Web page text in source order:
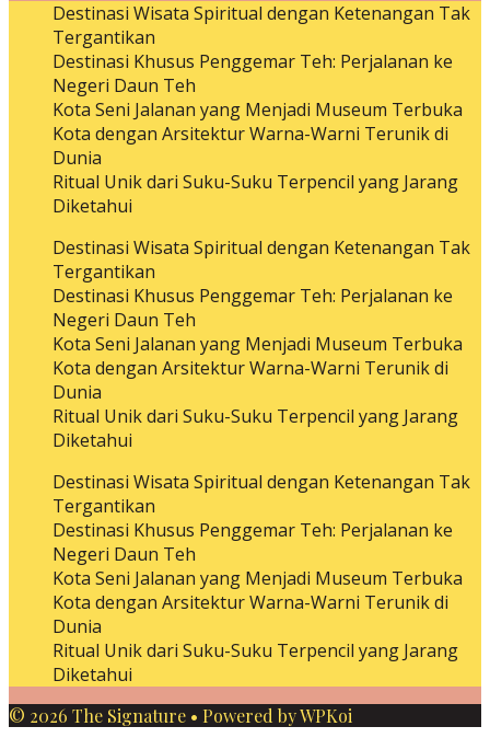
Destinasi Wisata Spiritual dengan Ketenangan Tak
Tergantikan
Destinasi Khusus Penggemar Teh: Perjalanan ke
Negeri Daun Teh
Kota Seni Jalanan yang Menjadi Museum Terbuka
Kota dengan Arsitektur Warna-Warni Terunik di
Dunia
Ritual Unik dari Suku-Suku Terpencil yang Jarang
Diketahui
Destinasi Wisata Spiritual dengan Ketenangan Tak
Tergantikan
Destinasi Khusus Penggemar Teh: Perjalanan ke
Negeri Daun Teh
Kota Seni Jalanan yang Menjadi Museum Terbuka
Kota dengan Arsitektur Warna-Warni Terunik di
Dunia
Ritual Unik dari Suku-Suku Terpencil yang Jarang
Diketahui
Destinasi Wisata Spiritual dengan Ketenangan Tak
Tergantikan
Destinasi Khusus Penggemar Teh: Perjalanan ke
Negeri Daun Teh
Kota Seni Jalanan yang Menjadi Museum Terbuka
Kota dengan Arsitektur Warna-Warni Terunik di
Dunia
Ritual Unik dari Suku-Suku Terpencil yang Jarang
Diketahui
© 2026 The Signature • Powered byWPKoi